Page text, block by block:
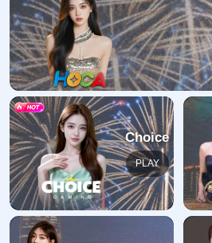
地址:
福建省漳州市芗城区石亭镇